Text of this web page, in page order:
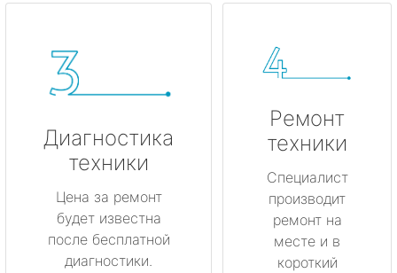
Диагностика
техники
Цена за ремонт
будет известна
после бесплатной
диагностики.
Ремонт
техники
Специалист
производит
ремонт на
месте и в
короткий